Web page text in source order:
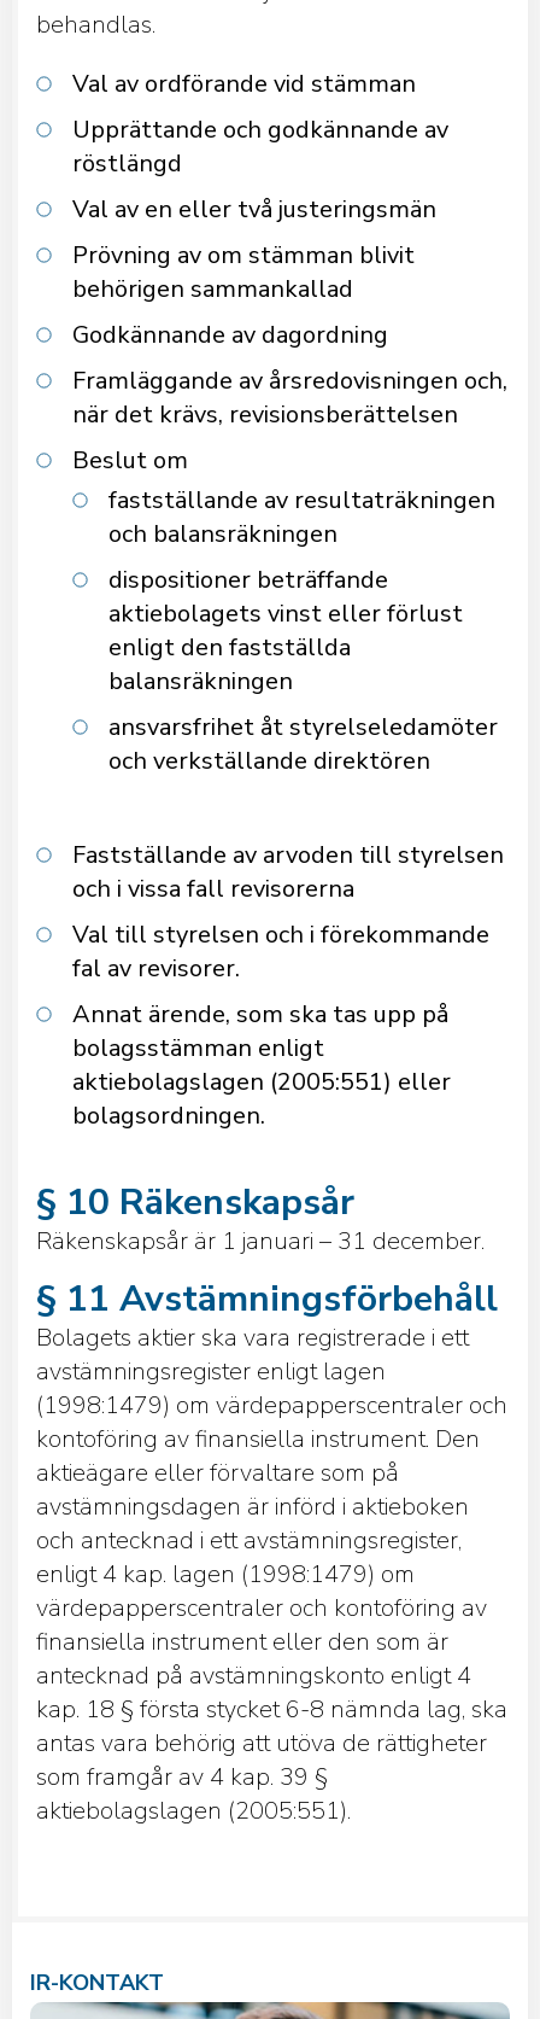
behandlas.
Val av ordförande vid stämman
Upprättande och godkännande av
röstlängd
Val av en eller två justeringsmän
Prövning av om stämman blivit
behörigen sammankallad
Godkännande av dagordning
Framläggande av årsredovisningen och,
när det krävs, revisionsberättelsen
Beslut om
fastställande av resultaträkningen
och balansräkningen
dispositioner beträffande
aktiebolagets vinst eller förlust
enligt den fastställda
balansräkningen
ansvarsfrihet åt styrelseledamöter
och verkställande direktören
Fastställande av arvoden till styrelsen
och i vissa fall revisorerna
Val till styrelsen och i förekommande
fal av revisorer.
Annat ärende, som ska tas upp på
bolagsstämman enligt
aktiebolagslagen (2005:551) eller
bolagsordningen.
§ 10 Räkenskapsår
Räkenskapsår är 1 januari – 31 december.
§ 11 Avstämningsförbehåll
Bolagets aktier ska vara registrerade i ett
avstämningsregister enligt lagen
(1998:1479) om värdepapperscentraler och
kontoföring av finansiella instrument. Den
aktieägare eller förvaltare som på
avstämningsdagen är införd i aktieboken
och antecknad i ett avstämningsregister,
enligt 4 kap. lagen (1998:1479) om
värdepapperscentraler och kontoföring av
finansiella instrument eller den som är
antecknad på avstämningskonto enligt 4
kap. 18 § första stycket 6-8 nämnda lag, ska
antas vara behörig att utöva de rättigheter
som framgår av 4 kap. 39 §
aktiebolagslagen (2005:551).
IR-KONTAKT